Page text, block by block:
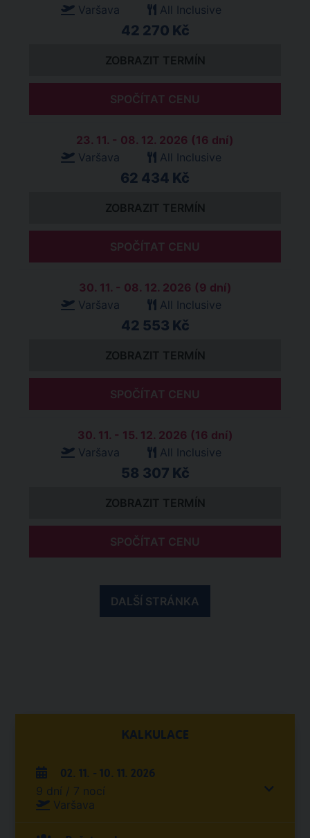
Varšava
All Inclusive
42 270 Kč
ZOBRAZIT TERMÍN
SPOČÍTAT CENU
23. 11. - 08. 12. 2026 (16 dní)
Varšava
All Inclusive
62 434 Kč
ZOBRAZIT TERMÍN
SPOČÍTAT CENU
30. 11. - 08. 12. 2026 (9 dní)
Varšava
All Inclusive
42 553 Kč
ZOBRAZIT TERMÍN
SPOČÍTAT CENU
30. 11. - 15. 12. 2026 (16 dní)
Varšava
All Inclusive
58 307 Kč
ZOBRAZIT TERMÍN
SPOČÍTAT CENU
DALŠÍ STRÁNKA
KALKULACE
02. 11. - 10. 11. 2026
9 dní / 7 nocí
Varšava